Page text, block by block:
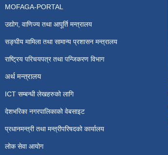
MOFAGA-PORTAL
उद्योग, वाणिज्य तथा आपूर्ति मन्त्रालय
सङ्घीय मामिला तथा सामान्य प्रशासन मन्त्रालय
राष्ट्रिय परिचयपत्र तथा पन्जिकरण विभाग
अर्थ मन्त्रालय
ICT सम्बन्धी लेखहरुको लागि
देशभरिका नगरपालिकाको वेबसाइट
प्रधानमन्त्री तथा मन्त्रीपरिषदको कार्यालय
लोक सेवा आयोग